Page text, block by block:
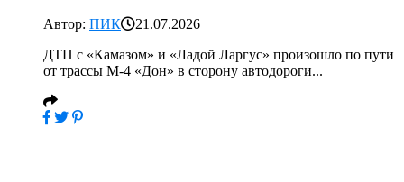
Автор: ПИК
21.07.2026
ДТП с «Камазом» и «Ладой Ларгус» произошло по пути
от трассы М-4 «Дон» в сторону автодороги...